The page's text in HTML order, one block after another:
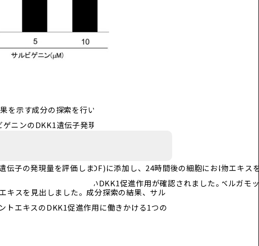
キスを見出しました。成分探索の結果、サル
トエキスのDKK1促進作用に働きかける1つの